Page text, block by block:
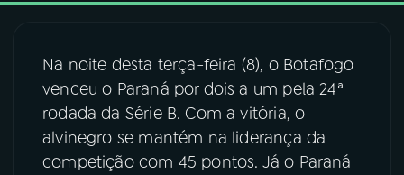
03PROGRAMAÇÃO
04PROGRAMAS
Na noite desta terça-feira (8), o Botafogo
venceu o Paraná por dois a um pela 24ª
rodada da Série B. Com a vitória, o
alvinegro se mantém na liderança da
competição com 45 pontos. Já o Paraná